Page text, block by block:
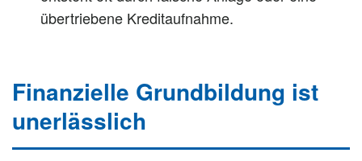
übertriebene Kreditaufnahme.
Finanzielle Grundbildung ist
unerlässlich